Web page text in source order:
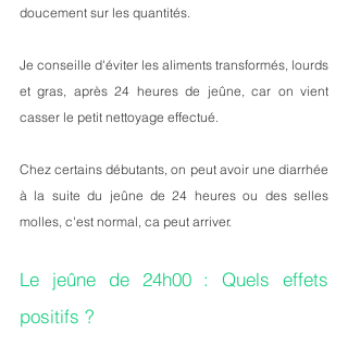
doucement sur les quantités.
Je conseille d'éviter les aliments transformés, lourds
et gras, après 24 heures de jeûne, car on vient
casser le petit nettoyage effectué.
Chez certains débutants, on peut avoir une diarrhée
à la suite du jeûne de 24 heures ou des selles
molles, c'est normal, ca peut arriver.
Le jeûne de 24h00 : Quels effets
positifs ?